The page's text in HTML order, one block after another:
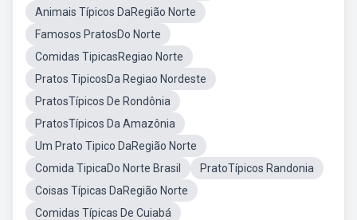
Animais Típicos DaRegião Norte
Famosos PratosDo Norte
Comidas TipicasRegiao Norte
Pratos TipicosDa Regiao Nordeste
PratosTípicos De Rondônia
PratosTípicos Da Amazônia
Um Prato Tipico DaRegião Norte
Comida TipicaDo Norte Brasil
PratoTípicos Randonia
Coisas Típicas DaRegião Norte
Comidas Típicas De Cuiabá